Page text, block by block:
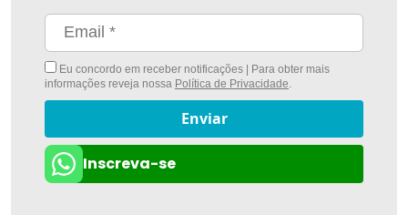
Eu concordo em receber notificações | Para obter mais
informações reveja nossa Política de Privacidade.
Enviar
Inscreva-se